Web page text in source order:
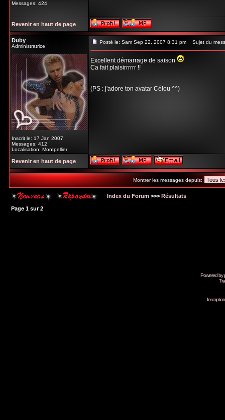
Messages: 424
Revenir en haut de page
Duby
Administratrice
Inscrit le: 17 Jan 2007
Messages: 412
Localisation: Montpellier
Posté le: Sam Sep 22, 2007 8:31 pm Sujet du
Excellent démarrage de saison
Ca fait plaisirrrrrr !!
(PS : j'adore ton avatar Célou ^^)
Revenir en haut de page
Montrer les messages depuis:
Index du Forum >>> Résultats
Page 1 sur2
Powered by